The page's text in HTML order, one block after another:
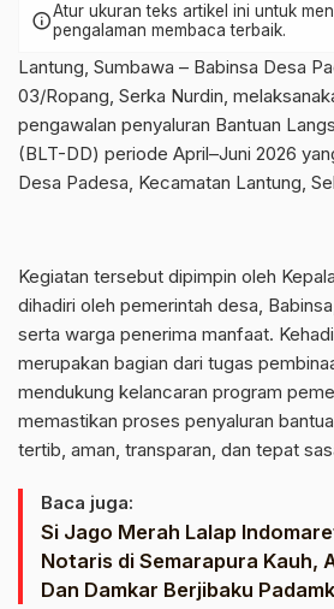
infoAtur ukuran teks artikel ini untuk
pengalaman membaca terbaik.
Lantung, Sumbawa – Babinsa Desa
03/Ropang, Serka Nurdin,
pengawalan penyaluran Bantuan
(BLT-DD) periode April–Juni 2026
Desa Padesa, Kecamatan Lantung,
‎Kegiatan tersebut dipimpin oleh
dihadiri oleh pemerintah desa,
serta warga penerima manfaat.
merupakan bagian dari tugas
mendukung kelancaran program
memastikan proses penyaluran
tertib, aman, transparan, dan tepat
Baca juga:
Si Jago Merah Lalap
Notaris di Semarapura Kauh,
Dan Damkar Berjibaku